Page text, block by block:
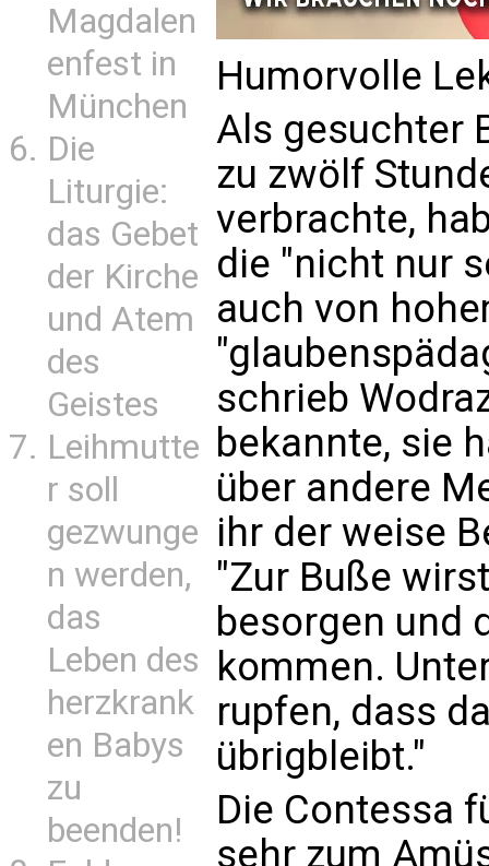
Magdalen
enfest in
München
Die
Liturgie:
das Gebet
der Kirche
und Atem
des
Geistes
Leihmutte
r soll
gezwunge
n werden,
das
Leben des
herzkrank
en Babys
zu
beenden!
Humorvolle
Als gesuchter
zu zwölf
verbrachte,
die "nicht nur
auch von
schrieb
bekannte, sie
über andere
ihr der weise
"Zur Buße
besorgen und
kommen.
rupfen, dass
übrigbleibt."
Die Contessa
sehr zum